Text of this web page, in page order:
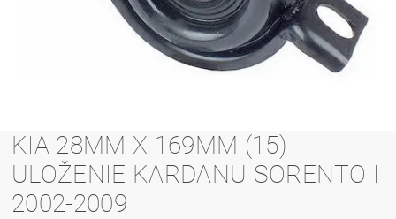
KIA 28MM X 169MM (15)
ULOŽENIE KARDANU SORENTO I
2002-2009